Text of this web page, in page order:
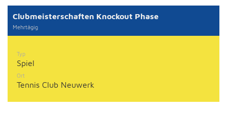
Clubmeisterschaften Knockout Phase
Mehrtägig
Typ
Spiel
Ort
Tennis Club Neuwerk